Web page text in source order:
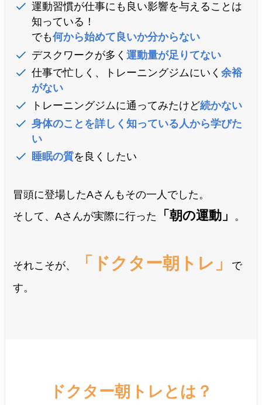
運動習慣が仕事にも良い影響を与えることは
知っている！
でも何から始めて良いか分からない
デスクワークが多く 運動量が足りてない
仕事で忙しく、トレーニングジムにいく 余裕
がない
トレーニングジムに通ってみたけど続かない
身体のことを詳しく知っている人から学びた
い
睡眠の質を良くしたい
冒頭に登場したAさんもその一人でした。
そして、Aさんが実際に行った
「朝の運動」 。
それこそが、 「ドクター朝トレ」
で
す。
ドクター朝トレとは？